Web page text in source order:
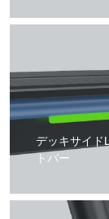
デッキサイド
トバー